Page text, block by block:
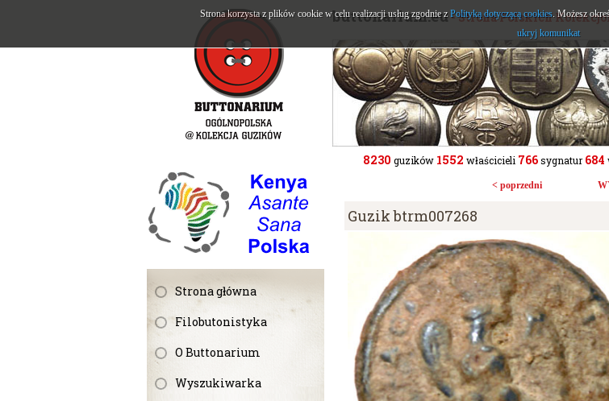
Strona główna
Filobutonistyka
O Buttonarium
Wyszukiwarka
buttonarium.eu- Strona Polskich
8230 guzików 1552 właścicieli 766sygnatur684
< poprzedni
Guzik btrm007268
Strona korzysta z plików cookie w celu realizacji usług zgodnie z Polityką dotyczącą cookies. Możesz
ukryj komunikat